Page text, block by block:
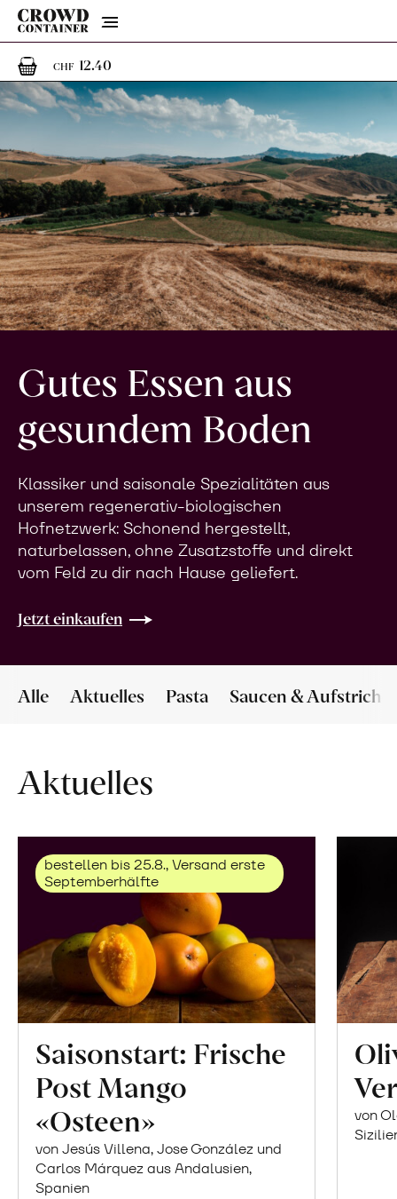
Menu
CHF 12.401 Artikel im Warenkorb
Gutes Essen aus
gesundem Boden
Klassiker und saisonale Spezialitäten aus
unserem regenerativ-biologischen
Hofnetzwerk: Schonend hergestellt,
naturbelassen, ohne Zusatzstoffe und direkt
vom Feld zu dir nach Hause geliefert.
Jetzt einkaufen
Alle Aktuelles Pasta Saucen & Aufstriche
Aktuelles
bestellen bis 25.8., Versand erste
Septemberhälfte
Saisonstart: Frische
Post Mango
«Osteen»
von Jesús Villena, Jose González und
Carlos Márquez aus Andalusien,
Spanien
von